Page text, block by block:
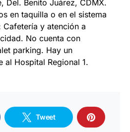
Del. Benito Juárez, CDMX.
en taquilla o en el sistema
y atención a
No cuenta con
parking. Hay un
al Hospital Regional 1.
Tweet